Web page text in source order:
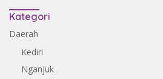
Kategori
Daerah
Kediri
Nganjuk